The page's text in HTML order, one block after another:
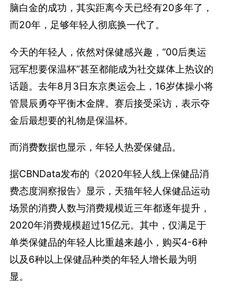
脑白金的成功，其实距离今天已经有20多年了，
而20年，足够年轻人彻底换一代了。
今天的年轻人，依然对保健感兴趣，“00后奥运
冠军想要保温杯”甚至都能成为社交媒体上热议的
话题。去年8月3日东京奥运会上，16岁体操小将
管晨辰勇夺平衡木金牌。赛后接受采访，表示夺
金后最想要的礼物是保温杯。
而消费数据也显示，年轻人热爱保健品。
据CBNData发布的《2020年轻人线上保健品消
费态度洞察报告》显示，天猫年轻人保健品运动
场景的消费人数与消费规模近三年都逐年提升，
2020年消费规模超过15亿元。其中，仅满足于
单类保健品的年轻人比重越来越小，购买4-6种
以及6种以上保健品种类的年轻人增长最为明
显。